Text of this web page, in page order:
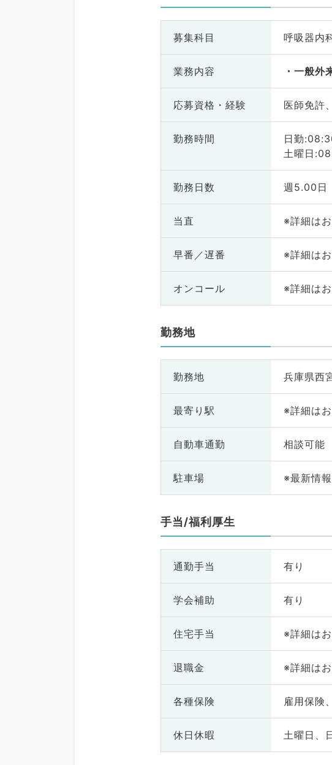
募集科目 呼吸器内
業務内容 一般外
応募資格・ 経験 医師免許
勤務時間
日勤
土曜日
勤務日数 週5.00日
当直 ※詳細は
早番／遅番 ※詳細は
オンコール ※詳細は
勤務地
勤務地 兵庫県西
最寄り駅 ※詳細は
自動車通勤 相談可能
駐車場 ※最新情
手当/福利厚生
通勤手当 有り
学会補助 有り
住宅手当 ※詳細は
退職金 ※詳細は
各種保険 雇用保険
休日休暇 土曜日、